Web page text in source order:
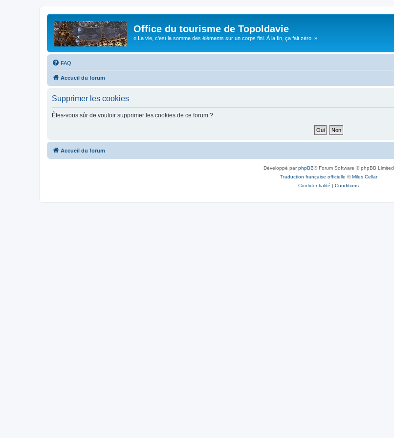
Office du tourisme de Topoldavie
« La vie, c'est la somme des éléments sur un corps fini. À la fin, ça fait zéro. »
FAQ
Accueil du forum
Supprimer les cookies
Êtes-vous sûr de vouloir supprimer les cookies de ce forum ?
Accueil du forum
Développé parphpBB® Forum Software © phpBB Limited
Traduction française officielle ©Miles Cellar
Confidentialité | Conditions